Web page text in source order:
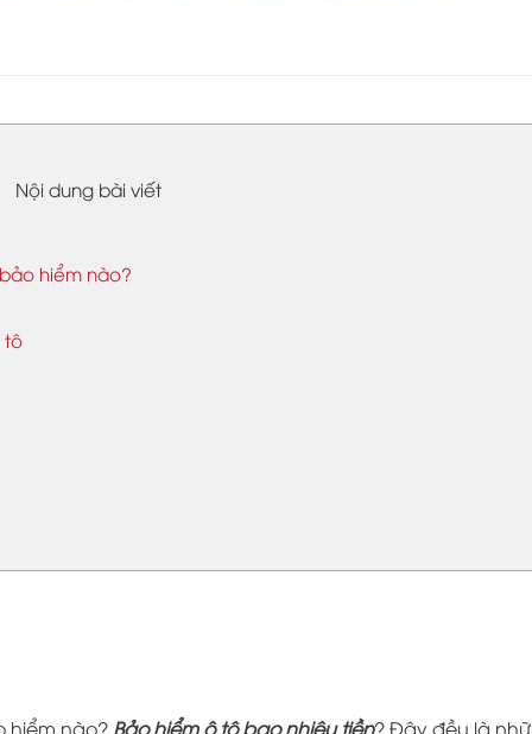
Nội dung bài viết
hiểm nào?
tô
hiểm nào? Bảo hiểm ô tô bao nhiêu tiền? Đây đều là